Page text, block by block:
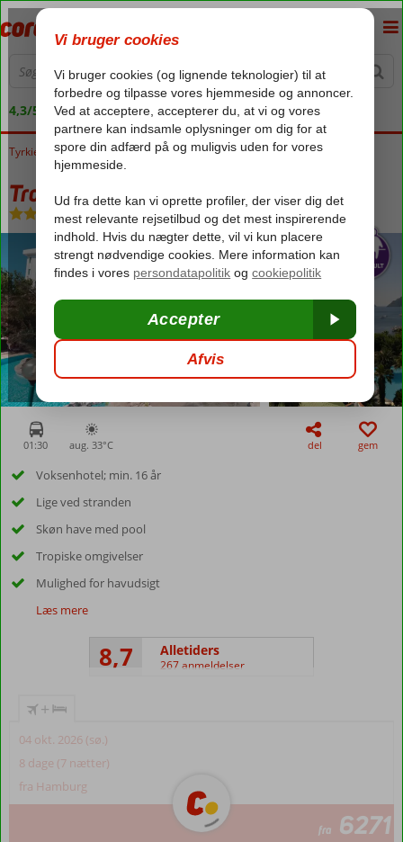
4,3/5 på Trustpilot
Forside
Tyrkiet Ægæiske kyst Marmaris Tropical Beach
Tropical Beach
All Inclusive-Hotel
01:30 aug. 33°C del gem
Voksenhotel; min. 16 år
Lige ved stranden
Skøn have med pool
Tropiske omgivelser
Mulighed for havudsigt
Læs mere
8,7 Alletiders
267 anmeldelser
+
04 okt. 2026 (sø.)
8 dage (7 nætter)
fra Hamburg
fra 6271